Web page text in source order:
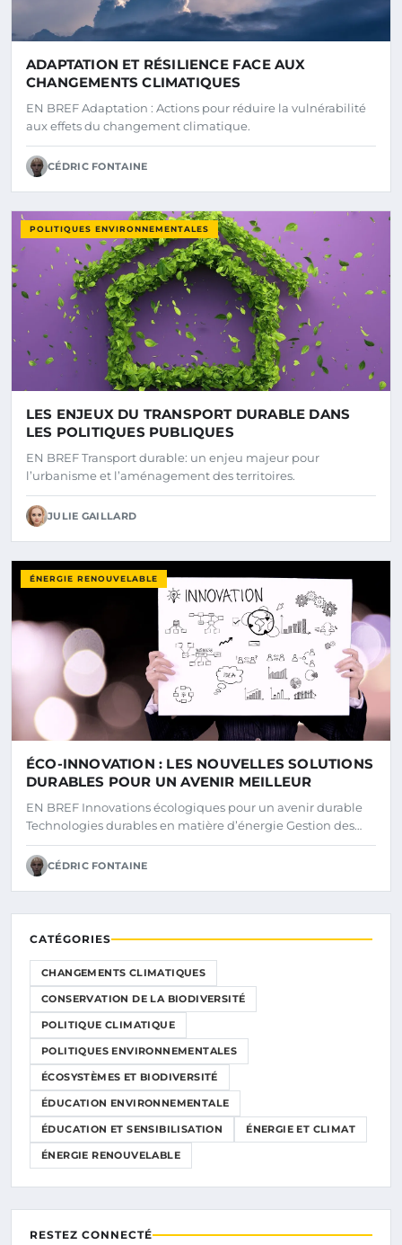
ADAPTATION ET RÉSILIENCE FACE AUX
CHANGEMENTS CLIMATIQUES
EN BREF Adaptation : Actions pour réduire la vulnérabilité
aux effets du changement climatique.
CÉDRIC FONTAINE
POLITIQUES ENVIRONNEMENTALES
LES ENJEUX DU TRANSPORT DURABLE DANS
LES POLITIQUES PUBLIQUES
EN BREF Transport durable: un enjeu majeur pour
l’urbanisme et l’aménagement des territoires.
JULIE GAILLARD
ÉNERGIE RENOUVELABLE
ÉCO-INNOVATION : LES NOUVELLES SOLUTIONS
DURABLES POUR UN AVENIR MEILLEUR
EN BREF Innovations écologiques pour un avenir durable
Technologies durables en matière d’énergie Gestion des…
CÉDRIC FONTAINE
CATÉGORIES
CHANGEMENTS CLIMATIQUES
CONSERVATION DE LA BIODIVERSITÉ
POLITIQUE CLIMATIQUE
POLITIQUES ENVIRONNEMENTALES
ÉCOSYSTÈMES ET BIODIVERSITÉ
ÉDUCATION ENVIRONNEMENTALE
ÉDUCATION ET SENSIBILISATION ÉNERGIE ET CLIMAT
ÉNERGIE RENOUVELABLE
RESTEZ CONNECTÉ